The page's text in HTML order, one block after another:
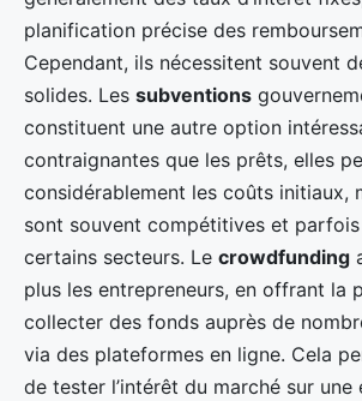
planification précise des
Cependant, ils nécessitent souvent
solides. Les subventions
constituent une autre option
contraignantes que les prêts, elles
considérablement les coûts initiaux,
sont souvent compétitives et
certains secteurs. Le crowdfunding
plus les entrepreneurs, en offrant la
collecter des fonds auprès de
via des plateformes en ligne. Cela
de tester l’intérêt du marché sur une